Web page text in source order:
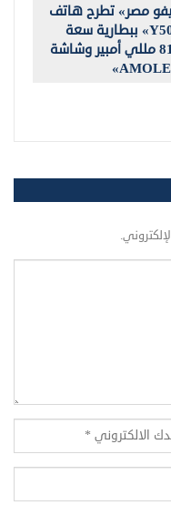
مصر» تطرح هاتف
«Y500» ببطارية سعة
8100 مللي أمبير وشاشة